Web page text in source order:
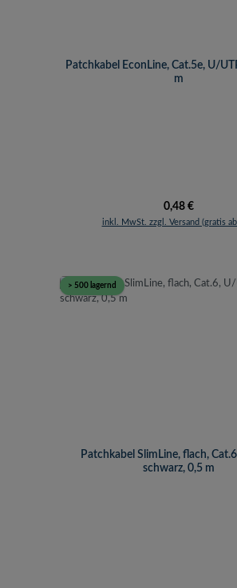
Patchkabel EconLine, Cat.5e, U/
m
Regulärer Preis:
0,48 €
inkl. MwSt. zzgl. Versand (gratis
> 500 lagernd
Patchkabel SlimLine, flach,
schwarz, 0,5 m